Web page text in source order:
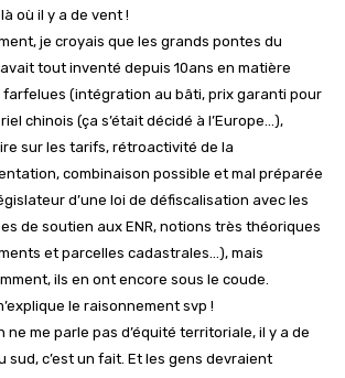
là où il y a de vent !
je croyais que les grands pontes du
tout inventé depuis 10ans en matière
farfelues (intégration au bâti, prix garanti pour
chinois (ça s’était décidé à l’Europe…),
sur les tarifs, rétroactivité de la
combinaison possible et mal préparée
d’une loi de défiscalisation avec les
de soutien aux ENR, notions très théoriques
et parcelles cadastrales…), mais
ils en ont encore sous le coude.
le raisonnement svp !
ne me parle pas d’équité territoriale, il y a de
sud, c’est un fait. Et les gens devraient